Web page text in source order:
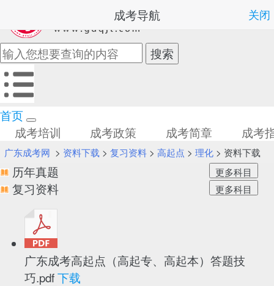
首页
成考培训
成考政策 成考简章 成考
广东成考网 > 资料下载 > 复习资料> 高起点 > 理化> 资料下载
历年真题
复习资料
广东成考高起点（高起专、高起本）答题技
巧.pdf下载
成考导航 关闭